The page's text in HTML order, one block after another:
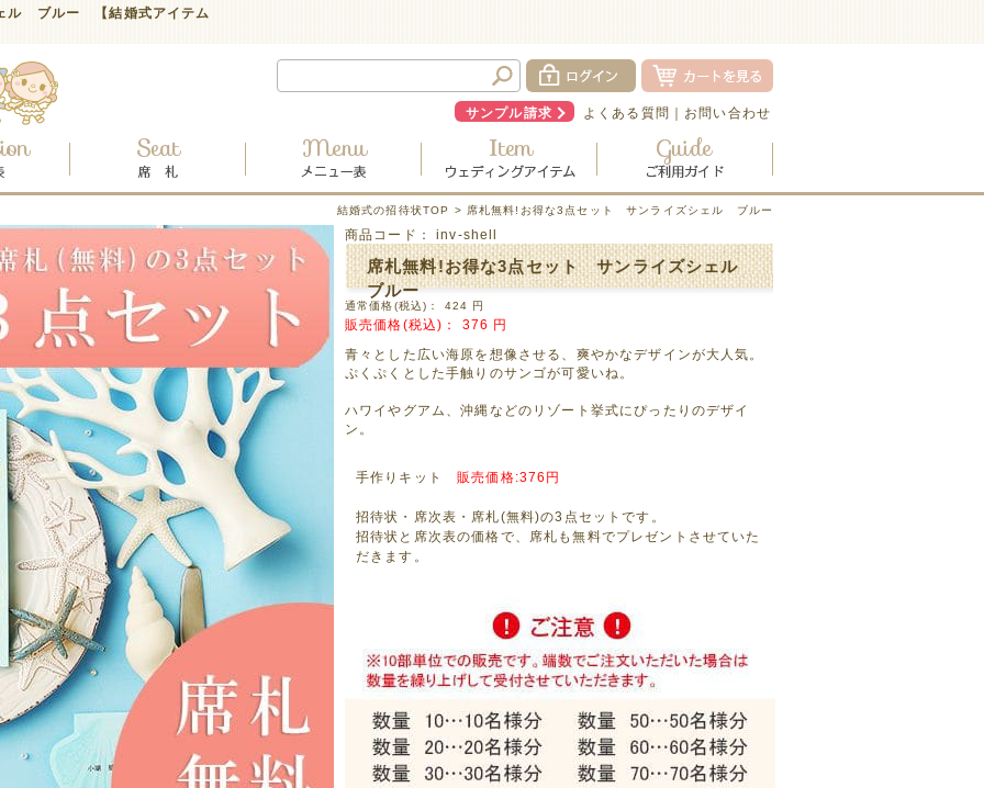
ル ブルー 【結婚式アイテム
サンプル請求 よくある質問 ｜ お問い合わせ
結婚式の招待状TOP > 席札無料!お得な3点セット サンライズシェル ブルー
商品コード： inv-shell
席札無料!お得な3点セット サンライズシェル
ブルー
通常価格(税込)： 424 円
販売価格(税込)： 376 円
青々とした広い海原を想像させる、爽やかなデザインが大人気。
ぷくぷくとした手触りのサンゴが可愛いね。
ハワイやグアム、沖縄などのリゾート挙式にぴったりのデザイ
ン。
手作りキット販売価格:376円
招待状・席次表・席札(無料)の3点セットです。
招待状と席次表の価格で、席札も無料でプレゼントさせていた
だきます。